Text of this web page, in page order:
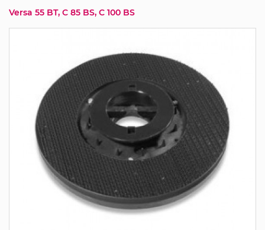
Versa 55 BT, C 85 BS, C 100 BS